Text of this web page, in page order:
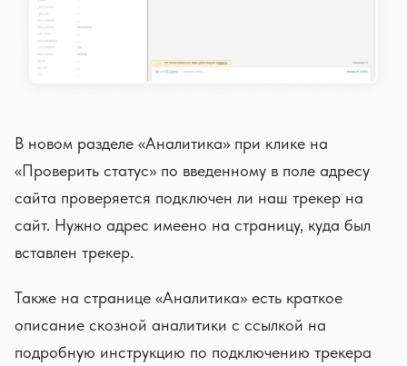
В новом разделе «Аналитика» при клике на
«Проверить статус» по введенному в поле адресу
сайта проверяется подключен ли наш трекер на
сайт. Нужно адрес имеено на страницу, куда был
вставлен трекер.
Также на странице «Аналитика» есть краткое
описание скозной аналитики с ссылкой на
подробную инструкцию по подключению трекера